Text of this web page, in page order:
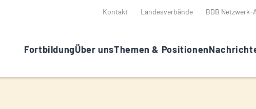
Kontakt Landesverbände BDB Netzwerk-
FortbildungÜber unsThemen & Positionen